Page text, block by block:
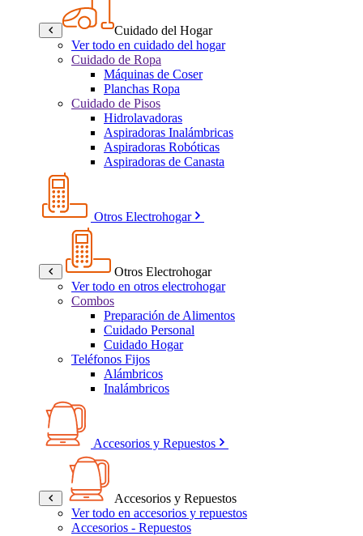
Cuidado del Hogar
Ver todo en cuidado del hogar
Cuidado de Ropa
Máquinas de Coser
Planchas Ropa
Cuidado de Pisos
Hidrolavadoras
Aspiradoras Inalámbricas
Aspiradoras Robóticas
Aspiradoras de Canasta
Otros Electrohogar
Otros Electrohogar
Ver todo en otros electrohogar
Combos
Preparación de Alimentos
Cuidado Personal
Cuidado Hogar
Teléfonos Fijos
Alámbricos
Inalámbricos
Accesorios y Repuestos
Accesorios y Repuestos
Ver todo en accesorios y repuestos
Accesorios - Repuestos